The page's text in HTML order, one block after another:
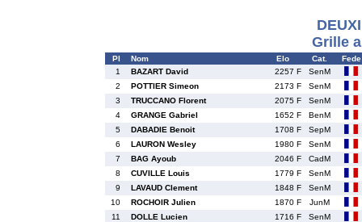
Grille
Pl Nom Elo Cat.
Fede
1
BAZART David 2257 F
SenM
2
POTTIER Simeon 2173 F
SenM
3
TRUCCANO Florent 2075 F
SenM
4
GRANGE Gabriel 1652 F
BenM
5
DABADIE Benoit 1708 F
SepM
6
LAURON Wesley 1980 F
SenM
7
BAG Ayoub 2046 F
CadM
8
CUVILLE Louis 1779 F
SenM
9
LAVAUD Clement 1848 F
SenM
10
ROCHOIR Julien 1870 F
JunM
11
DOLLE Lucien 1716 F
SenM